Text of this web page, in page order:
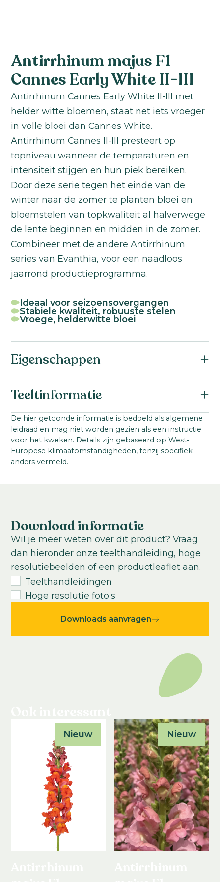
Antirrhinum majus F1
Cannes Early White II-III
Antirrhinum Cannes Early White II-III met
helder witte bloemen, staat net iets vroeger
in volle bloei dan Cannes White.
Antirrhinum Cannes II-III presteert op
topniveau wanneer de temperaturen en
intensiteit stijgen en hun piek bereiken.
Door deze serie tegen het einde van de
winter naar de zomer te planten bloei en
bloemstelen van topkwaliteit al halverwege
de lente beginnen en midden in de zomer.
Combineer met de andere Antirrhinum
series van Evanthia, voor een naadloos
jaarrond productieprogramma.
Ideaal voor seizoensovergangen
Stabiele kwaliteit, robuuste stelen
Vroege, helderwitte bloei
Eigenschappen
Antirrhinum majus F1
Familie:
Scrophulariaceae / Plantaginaceae
Serienaam:
Cannes II-III
VBN code:
Teeltinformatie
Startmateriaal:
Gepilleerd zaad Zaad
Steellengte:
80-100cm
Teelttemperatuur:
Koel Warm
Teeltduur tot jonge plant:
4-5weken
Teeltduur van jonge plant tot eindproduct:
8-20weken
De hier getoonde informatie is bedoeld als algemene
leidraad en mag niet worden gezien als een instructie
voor het kweken. Details zijn gebaseerd op West-
Europese klimaatomstandigheden, tenzij specifiek
anders vermeld.
Download informatie
Wil je meer weten over dit product? Vraag
dan hieronder onze teelthandleiding, hoge
resolutiebeelden of een productleaflet aan.
Teelthandleidingen
Hoge resolutie foto’s
Downloads aanvragen
Nieuw Nieuw